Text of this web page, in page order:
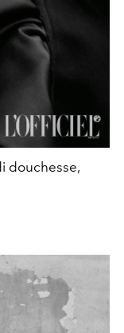
douchesse,